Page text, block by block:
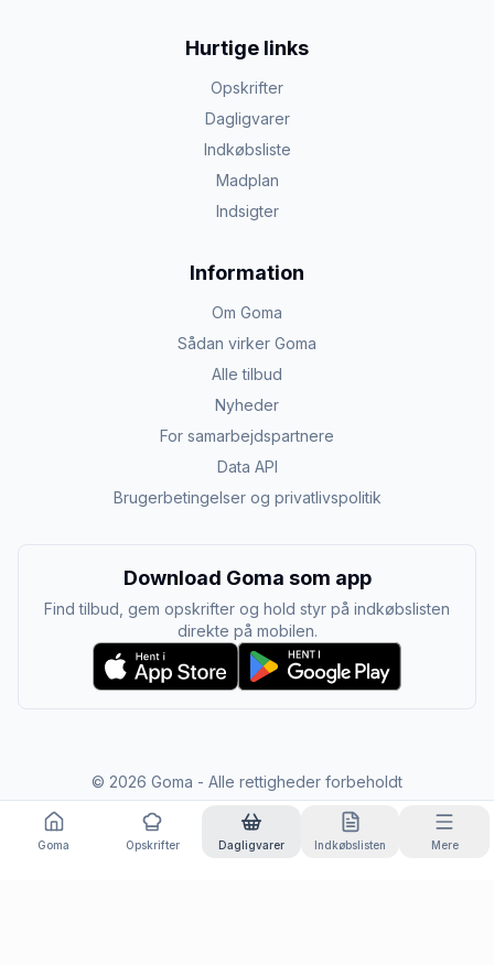
Hurtige links
Opskrifter
Dagligvarer
Indkøbsliste
Madplan
Indsigter
Information
Om Goma
Sådan virker Goma
Alle tilbud
Nyheder
For samarbejdspartnere
Data API
Brugerbetingelser og privatlivspolitik
Download Goma som app
Find tilbud, gem opskrifter og hold styr på indkøbslisten
direkte på mobilen.
© 2026 Goma - Alle rettigheder forbeholdt
Goma Opskrifter Dagligvarer Indkøbslisten Mere